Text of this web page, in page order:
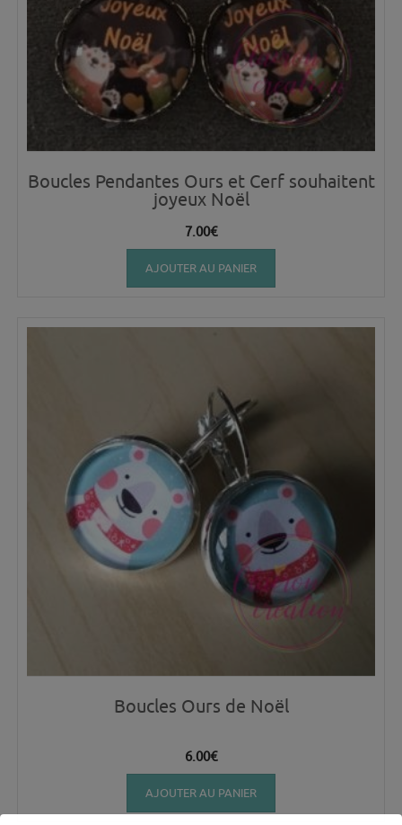
Boucles Pendantes Ours et Cerf souhaitent
joyeux Noël
7.00€
AJOUTER AU PANIER
Boucles Ours de Noël
6.00€
AJOUTER AU PANIER